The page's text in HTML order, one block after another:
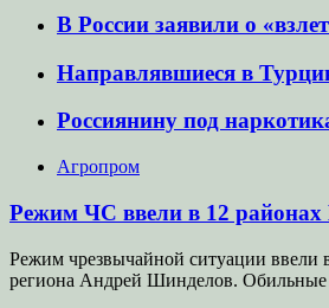
В России заявили о
Направлявшиеся в
Россиянину под
Агропром
Режим ЧС ввели в 12 районах
Режим чрезвычайной ситуации ввели
региона Андрей Шинделов.